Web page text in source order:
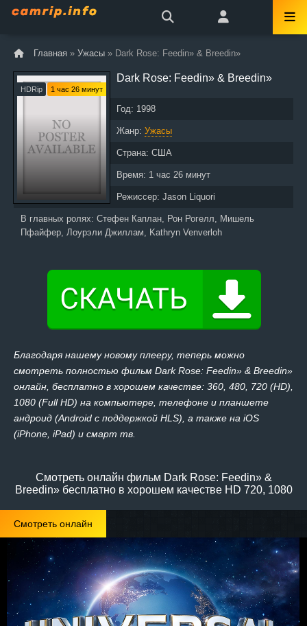
Главная » Ужасы » Dark Rose: Feedin» & Breedin»
HDRip 1 час 26 минут
Dark Rose: Feedin» & Breedin»
Год: 1998
Жанр: Ужасы
Страна: США
Время: 1 час 26 минут
Режиссер: Jason Liquori
В главных ролях: Стефен Каплан, Рон Рогелл, Мишель
Пфайфер, Лоурэли Джиллам, Kathryn Venverloh
Благодаря нашему новому плееру, теперь можно
смотреть полностью фильм Dark Rose: Feedin» & Breedin»
онлайн, бесплатно в хорошем качестве: 360, 480, 720 (HD),
1080 (Full HD) на компьютере, телефоне и планшете
андроид (Android с поддержкой HLS), а также на iOS
(iPhone, iPad) и смарт тв.
Смотреть онлайн фильм Dark Rose: Feedin» &
Breedin» бесплатно в хорошем качестве HD 720, 1080
Смотреть онлайн